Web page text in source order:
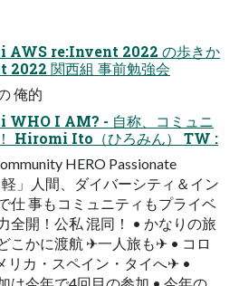
re:Invent 2022 の歩きか
関西組 事前勉強会
俺的
I AM? - 自称、コミュニ
Hiromi Ito（ひろみん） TW :
HERO Passionate
」人間、ダイバーシティ＆イン
仕 事もコミュニティもプライベ
全開！公私 混同！ • かなりの旅
こかに渡航 ✈一人旅も✈ • コロ
リカ・スペイン・タイへ✈ •
は今年で4回目の参加 • 今年の